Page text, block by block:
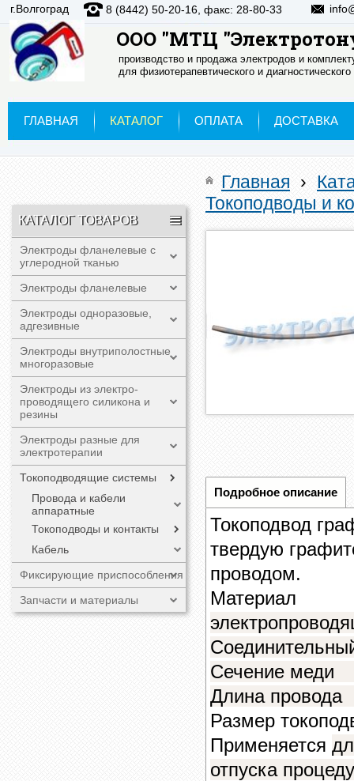
ООО "МТЦ
производство и продажа электродов и
для физиотерапевтического и
г.Волгоград 8 (8442) 50-20-16, факс: 28-80-33
ГЛАВНАЯ КАТАЛОГ ОПЛАТА ДОСТАВКА
КАТАЛОГ ТОВАРОВ
Электроды фланелевые с
углеродной тканью
Электроды фланелевые
Электроды одноразовые,
адгезивные
Электроды внутриполостные
многоразовые
Электроды из электро-
проводящего силикона и
резины
Электроды разные для
электротерапии
Токоподводящие системы
Провода и кабели
аппаратные
Токоподводы и контакты
Кабель
Фиксирующие приспособления
Запчасти и материалы
Главная ›
Токоподводы и
Подробное описание
Токоподвод
твердую
проводом.
Сечение
Длина
Размер
Применяется
отпуска